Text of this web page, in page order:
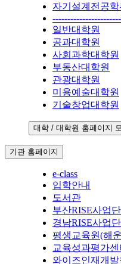
자기설계전공학
일반대학원
공과대학원
사회과학대학원
부동산대학원
관광대학원
미용예술대학원
기술창업대학원
대학 / 대학원 홈페이지
기관 홈페이지
e-class
입학안내
도서관
부산RISE사업단
경남RISE사업단
평생교육원(해
교육성과평가센
와이즈인재개